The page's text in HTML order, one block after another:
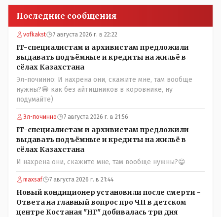
Последние сообщения
vofkakst 7 августа 2026 г. в 22:22
IT-специалистам и архивистам предложили
выдавать подъёмные и кредиты на жильё в
сёлах Казахстана
Эл-починно: И нахрена они, скажите мне, там вообще
нужны?😁 как без айтишников в коровнике, ну
подумайте)
Эл-починно 7 августа 2026 г. в 21:56
IT-специалистам и архивистам предложили
выдавать подъёмные и кредиты на жильё в
сёлах Казахстана
И нахрена они, скажите мне, там вообще нужны?😁
maxsaf 7 августа 2026 г. в 21:44
Новый кондиционер установили после смерти -
Ответа на главный вопрос про ЧП в детском
центре Костаная "НГ" добивалась три дня